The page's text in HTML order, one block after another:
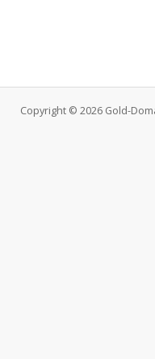
Copyright © 2026 Gold-